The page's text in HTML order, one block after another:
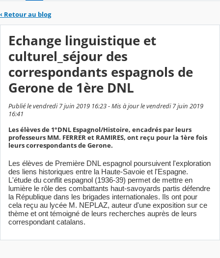
‹ Retour au blog
Echange linguistique et
culturel_séjour des
correspondants espagnols de
Gerone de 1ère DNL
Publié le vendredi 7 juin 2019 16:23 - Mis à jour le vendredi 7 juin 2019
16:41
Les élèves de 1°DNL Espagnol/Histoire, encadrés par leurs
professeurs MM. FERRER et RAMIRES, ont reçu pour la 1ère fois
leurs correspondants de Gerone.
Les élèves de Première DNL espagnol poursuivent l'exploration
des liens historiques entre la Haute-Savoie et l'Espagne.
L'étude du conflit espagnol (1936-39) permet de mettre en
lumière le rôle des combattants haut-savoyards partis défendre
la République dans les brigades internationales. Ils ont pour
cela reçu au lycée M. NEPLAZ, auteur d'une exposition sur ce
thème et ont témoigné de leurs recherches auprès de leurs
correspondant catalans.